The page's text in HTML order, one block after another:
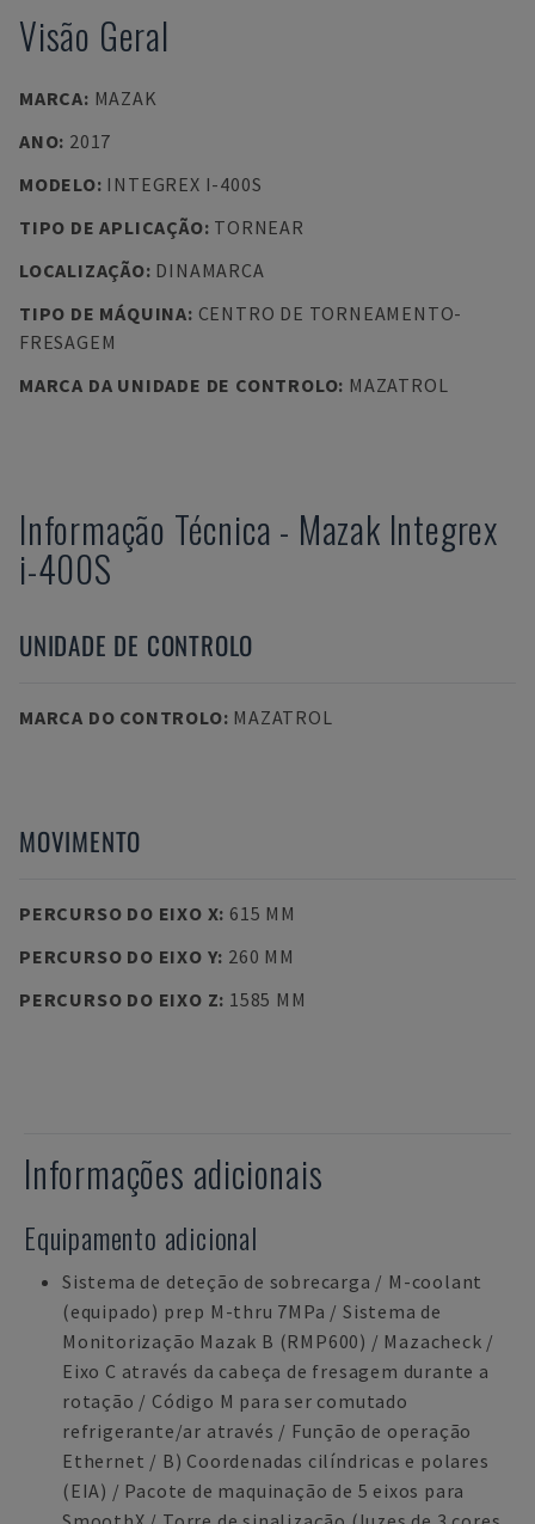
Visão Geral
MARCA: MAZAK
ANO: 2017
MODELO: INTEGREX I-400S
TIPO DE APLICAÇÃO: TORNEAR
LOCALIZAÇÃO: DINAMARCA
TIPO DE MÁQUINA: CENTRO DE TORNEAMENTO-
FRESAGEM
MARCA DA UNIDADE DE CONTROLO: MAZATROL
Informação Técnica - Mazak Integrex
i-400S
UNIDADE DE CONTROLO
MARCA DO CONTROLO: MAZATROL
MOVIMENTO
PERCURSO DO EIXO X: 615 MM
PERCURSO DO EIXO Y: 260 MM
PERCURSO DO EIXO Z: 1585 MM
Informações adicionais
Equipamento adicional
Sistema de deteção de sobrecarga / M-coolant
(equipado) prep M-thru 7MPa / Sistema de
Monitorização Mazak B (RMP600) / Mazacheck /
Eixo C através da cabeça de fresagem durante a
rotação / Código M para ser comutado
refrigerante/ar através / Função de operação
Ethernet / B) Coordenadas cilíndricas e polares
(EIA) / Pacote de maquinação de 5 eixos para